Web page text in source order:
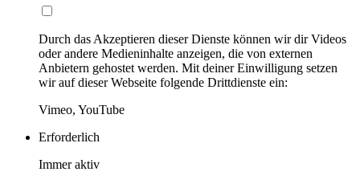
Durch das Akzeptieren dieser Dienste können wir dir Videos
oder andere Medieninhalte anzeigen, die von externen
Anbietern gehostet werden. Mit deiner Einwilligung setzen
wir auf dieser Webseite folgende Drittdienste ein:
Vimeo, YouTube
Erforderlich
Immer aktiv